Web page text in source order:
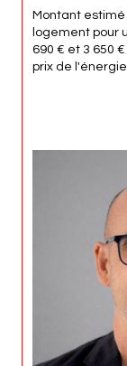
Montant
logement pour
690 € et 3 650
prix de